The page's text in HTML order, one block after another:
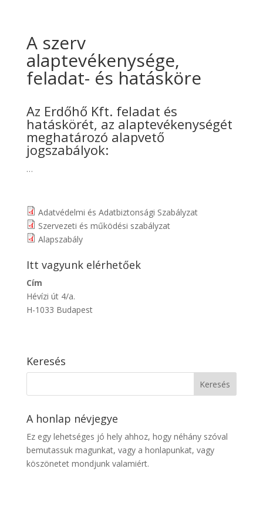
A szerv
alaptevékenysége,
feladat- és hatásköre
Az Erdőhő Kft. feladat és
hatáskörét, az alaptevékenységét
meghatározó alapvető
jogszabályok:
…
Adatvédelmi és Adatbiztonsági Szabályzat
Szervezeti és működési szabályzat
Alapszabály
Itt vagyunk elérhetőek
Cím
Hévízi út 4/a.
H-1033 Budapest
Keresés
A honlap névjegye
Ez egy lehetséges jó hely ahhoz, hogy néhány szóval
bemutassuk magunkat, vagy a honlapunkat, vagy
köszönetet mondjunk valamiért.